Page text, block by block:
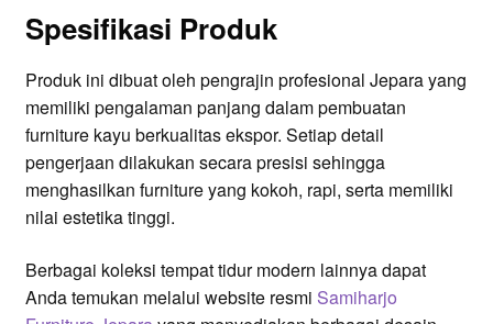
Spesifikasi Produk
Produk ini dibuat oleh pengrajin profesional Jepara yang
memiliki pengalaman panjang dalam pembuatan
furniture kayu berkualitas ekspor. Setiap detail
pengerjaan dilakukan secara presisi sehingga
menghasilkan furniture yang kokoh, rapi, serta memiliki
nilai estetika tinggi.
Berbagai koleksi tempat tidur modern lainnya dapat
Anda temukan melalui website resmi Samiharjo